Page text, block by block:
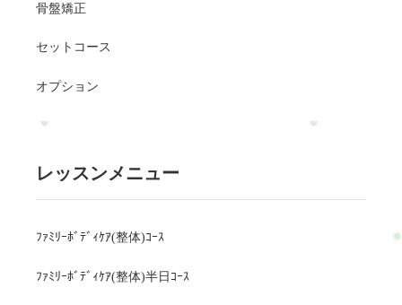
骨盤矯正
セットコース
オプション
レッスンメニュー
ﾌｧﾐﾘｰﾎﾞﾃﾞｨｹｱ(整体)ｺｰｽ
ﾌｧﾐﾘｰﾎﾞﾃﾞｨｹｱ(整体)半日ｺｰｽ